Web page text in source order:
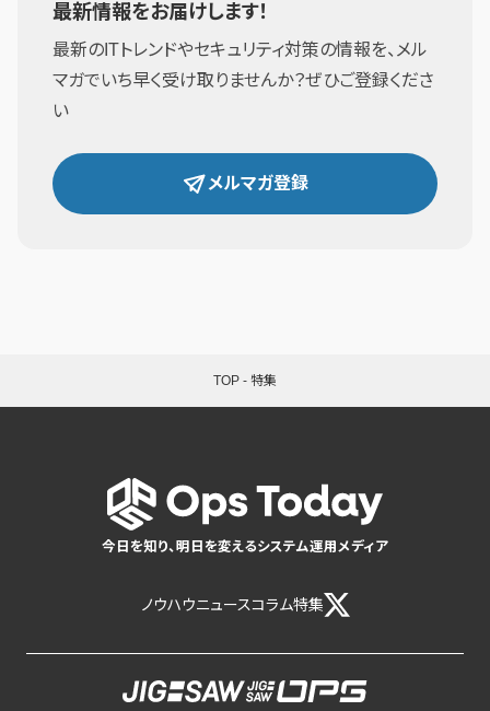
最新情報をお届けします！
最新のITトレンドやセキュリティ対策の情報を、メル
マガでいち早く受け取りませんか？ぜひご登録くださ
い
メルマガ登録
TOP - 特集
今日を知り、明日を変えるシステム運用メディア
ノウハウニュースコラム特集